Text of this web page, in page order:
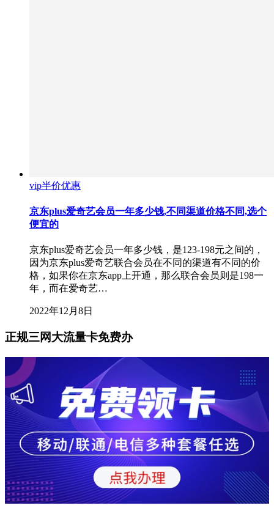
vip半价优惠
京东plus爱奇艺会员一年多少钱,不同渠道价格不同,选个
便宜的
京东plus爱奇艺会员一年多少钱，是123-198元之间的，
因为京东plus爱奇艺联合会员在不同的渠道有不同的价
格，如果你在京东app上开通，那么联合会员则是198一
年，而在爱奇艺…
2022年12月8日
正规三网大流量卡免费办